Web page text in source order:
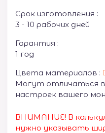
Срок изготовления :
3 - 10 рабочих дней
Гарантия :
1 год
Цвета материалов :
Могут отличаться
настроек вашего
ВНИМАНИЕ! В
нужно указывать